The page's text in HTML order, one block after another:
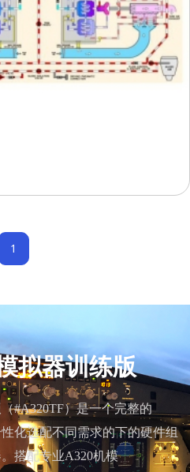
1
拟器训练版
#A320TF）是一个完整的
化选配不同需求的下的硬件组
搭配专业A320机模